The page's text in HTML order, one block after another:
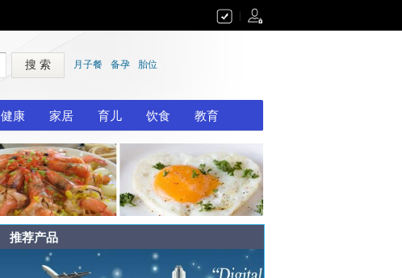
搜 索 月子餐 备孕 胎位
健康 家居 育儿 饮食 教育
推荐产品